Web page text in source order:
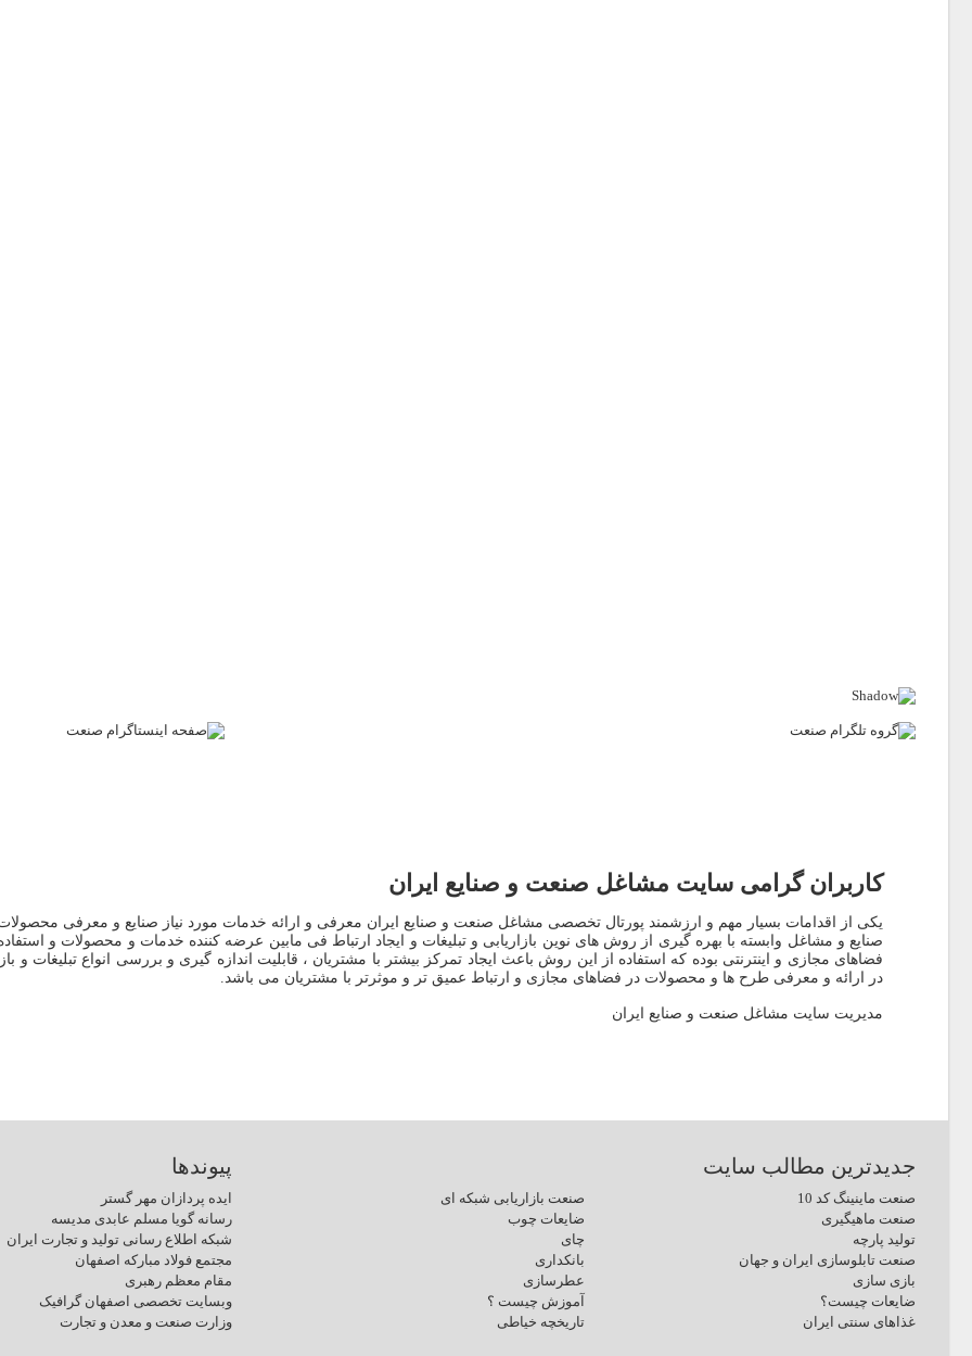
کاربران گرامی سایت مشاغل صنعت و صنایع ایران
یکی از اقدامات بسیار مهم و ارزشمند پورتال تخصصی مشاغل صنعت و صنایع ایران معرفی و ارائه خدمات مورد نیاز صنایع و معرفی
صنایع و مشاغل وابسته با بهره گیری از روش های نوین بازاریابی و تبلیغات و ایجاد ارتباط فی مابین عرضه کننده خدمات و محصولات و استفاده
فضاهای مجازی و اینترنتی بوده که استفاده از این روش باعث ایجاد تمرکز بیشتر با مشتریان ، قابلیت اندازه گیری و بررسی انواع تبلیغات و
در ارائه و معرفی طرح ها و محصولات در فضاهای مجازی و ارتباط عمیق تر و موثرتر با مشتریان می باشد.
مدیریت سایت مشاغل صنعت و صنایع ایران
جدیدترین مطالب سایت
صنعت ماینینگ کد 10
صنعت بازاریابی شبکه ای
صنعت ماهیگیری
ضایعات چوب
تولید پارچه
چای
صنعت تابلوسازی ایران و جهان
بانکداری
بازی سازی
عطرسازی
ضایعات چیست؟
آموزش چیست ؟
غذاهای سنتی ایران
تاریخچه خیاطی
پیوندها
ایده پردازان مهر گستر
رسانه گویا مسلم عابدی مدیسه
شبکه اطلاع رسانی تولید و تجارت ایران
مجتمع فولاد مبارکه اصفهان
مقام معظم رهبری
وبسایت تخصصی اصفهان گرافیک
وزارت صنعت و معدن و تجارت